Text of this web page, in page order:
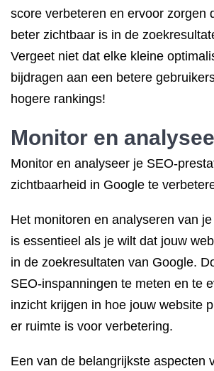
score verbeteren en ervoor zorgen
beter zichtbaar is in de
Vergeet niet dat elke kleine
bijdragen aan een betere
hogere rankings!
Monitor en
Monitor en analyseer je SEO-
zichtbaarheid in Google te
Het monitoren en analyseren van
is essentieel als je wilt dat jouw
in de zoekresultaten van Google.
SEO-inspanningen te meten en te
inzicht krijgen in hoe jouw website
er ruimte is voor verbetering.
Een van de belangrijkste aspecten